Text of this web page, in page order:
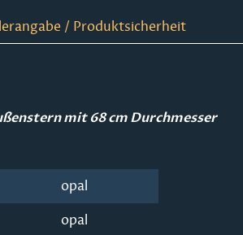
/ Produktsicherheit
mit 68 cm Durchmesser
opal
opal